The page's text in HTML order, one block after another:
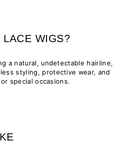
WIGS?
a natural, undetectable hairline,
styling, protective wear, and
special occasions.